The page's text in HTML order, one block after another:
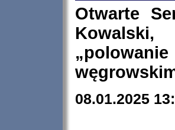
Otwarte
08.01.2025